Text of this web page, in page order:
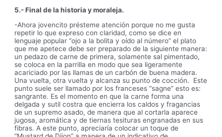
5.- Final de la historia y moraleja.
-Ahora jovencito présteme atención porque no me gusta
repetir lo que expreso con claridad, como se dice en
lenguaje popular “ojo a la bolita y oído al número” el plato
que me apetece debe ser preparado de la siguiente manera:
un pedazo de carne de primera, solamente sal pimentado,
se coloca en la parrilla en modo que sea ligeramente
acariciado por las llamas de un carbón de buena madera.
Una vuelta, otra vuelta y alcanza su punto de cocción. Este
punto suele ser llamado por los franceses “sagne” esto es:
sangrante. Es el momento en que la carne forma una
delgada y sutil costra que encierra los caldos y fragancias
de un supremo asado, de manera que al cortarla aparece
jugosa, aromática y de tiernas tesituras engranadas en sus
fibras. A este punto, apreciaría colocar un toque de